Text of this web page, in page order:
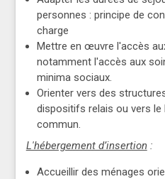
personnes : principe de
charge
Mettre en œuvre l'accès
notamment l'accès aux
minima sociaux.
Orienter vers des
dispositifs relais ou vers
commun.
L'hébergement d’insertion:
Accueillir des ménages